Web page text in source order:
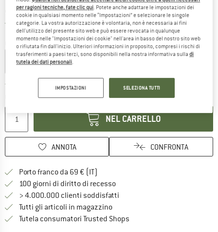
Prezzo:
90,20€ incl. IVA
Nessuna spesa di spedizione(IT)Italia. Informazioni sui
Colore:Navy / Tan
Tempi di consegna: 3-5 giorni lavorativi
Il link si apre in una casella
NEL CARRELLO
ANNOTA CONFRONTA
Porto franco da 69 € (IT)
100 giorni di diritto di recessoVai alla politica di recesso qui
> 4.000.000 clienti soddisfatti
Tutti gli articoli in magazzino
Tutela consumatori Trusted Shops
per ragioni tecniche, fate clic qui. Potete anche adattare le impostazioni dei
cookie in qualsiasi momento nelle “Impostazioni” e selezionare le singole
categorie. La vostra autorizzazione è volontaria, non è necessaria ai fini
dell'utilizzo del presente sito web e può essere revocata in qualunque
momento nelle "Impostazioni dei cookie" nell'area in basso del nostro sito web
o rifiutata fin dall'inizio. Ulteriori informazioni in proposito, compresi i rischi di
trasferimenti a paesi terzi, sono disponibili nella nostra informativa sulladi
tutela dei dati personali.
IMPOSTAZIONI SELEZIONA TUTTI